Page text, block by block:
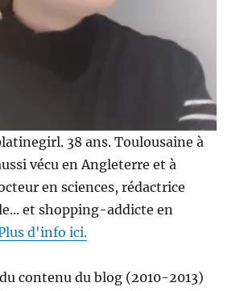
38 ans. Toulousaine à
vécu en Angleterre et à
en sciences, rédactrice
et shopping-addicte en
d'info ici.
contenu du blog (2010-2013)